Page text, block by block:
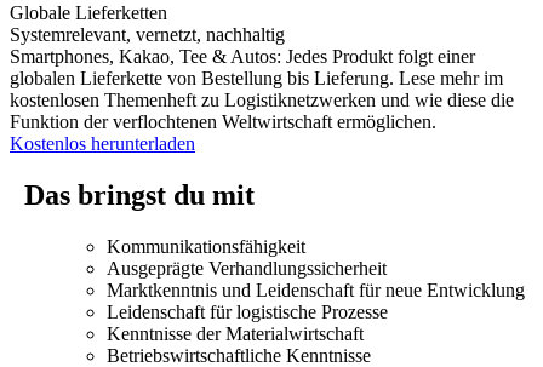
Globale Lieferketten
Systemrelevant, vernetzt, nachhaltig
Smartphones, Kakao, Tee & Autos: Jedes Produkt folgt einer
globalen Lieferkette von Bestellung bis Lieferung. Lese mehr im
kostenlosen Themenheft zu Logistiknetzwerken und wie diese die
Funktion der verflochtenen Weltwirtschaft ermöglichen.
Kostenlos herunterladen
Das bringst du mit
Kommunikationsfähigkeit
Ausgeprägte Verhandlungssicherheit
Marktkenntnis und Leidenschaft für neue Entwicklung
Leidenschaft für logistische Prozesse
Kenntnisse der Materialwirtschaft
Betriebswirtschaftliche Kenntnisse